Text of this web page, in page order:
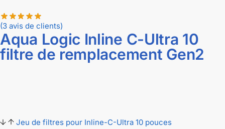
(3 avis de clients)
Aqua Logic Inline C-Ultra 10
filtre de remplacement Gen2
Jeu de filtres pour Inline-C-Ultra 10 pouces